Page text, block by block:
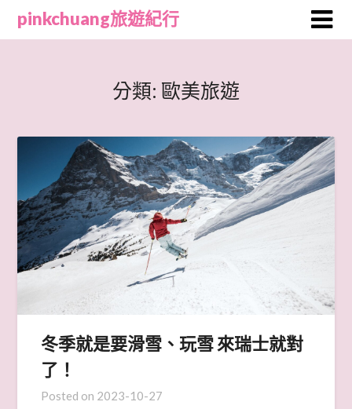
pinkchuang旅遊紀行
分類: 歐美旅遊
冬季就是要滑雪、玩雪 來瑞士就對
了！
Posted on 2023-10-27